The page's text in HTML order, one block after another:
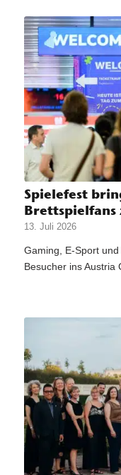
Spielefest
Brettspielfans
13. Juli 2026
Gaming, E-Sport
Besucher ins Austria